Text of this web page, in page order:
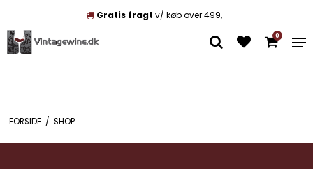
Gratis fragt v/ køb over 499,-
0
FORSIDE / SHOP